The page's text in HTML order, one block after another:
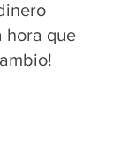
hora que